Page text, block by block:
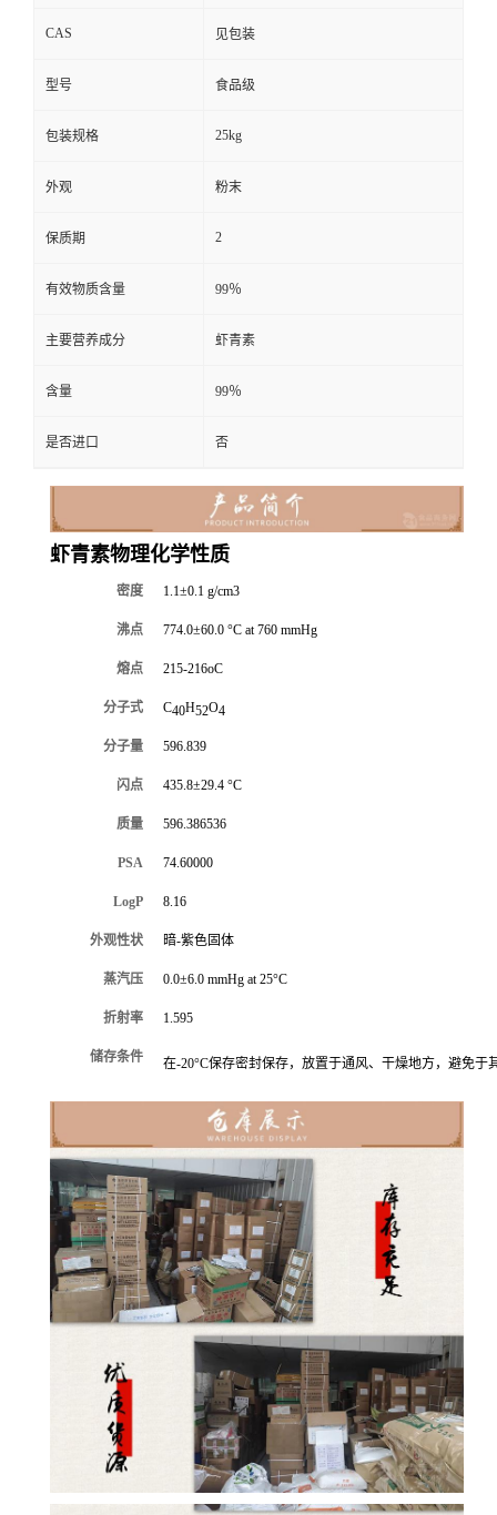
CAS 见包装
型号 食品级
包装规格 25kg
外观 粉末
保质期 2
有效物质含量 99％
主要营养成分 虾青素
含量 99％
是否进口 否
虾青素物理化学性质
密度 1.1±0.1 g/cm3
沸点 774.0±60.0 °C at 760 mmHg
熔点 215-216oC
分子式 C40H52O4
分子量 596.839
闪点 435.8±29.4 °C
质量 596.386536
PSA 74.60000
LogP 8.16
外观性状 暗-紫色固体
蒸汽压 0.0±6.0 mmHg at 25°C
折射率 1.595
储存条件 在-20°C保存密封保存，放置于通风、干燥地方，避免于